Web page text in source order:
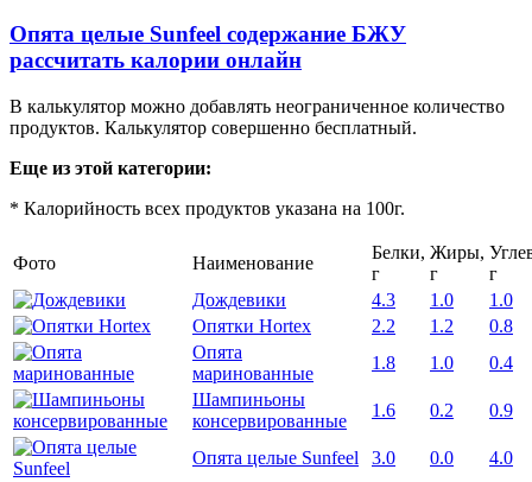
Опята целые Sunfeel содержание БЖУ
рассчитать калории онлайн
В калькулятор можно добавлять неограниченное количество
продуктов. Калькулятор совершенно бесплатный.
Еще из этой категории:
* Калорийность всех продуктов указана на 100г.
Фото Наименование
Белки,
г
Жиры,
г
г
Дождевики
4.3 1.0
1.0
Опятки Hortex
2.2 1.2
0.8
Опята
маринованные
1.8 1.0
0.4
Шампиньоны
консервированные
1.6 0.2 0.9
Опята целые Sunfeel 3.0 0.0
4.0